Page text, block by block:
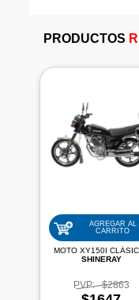
PRODUCTOS
AGREGAR AL
CARRITO
SHINERAY
PVP: $2863